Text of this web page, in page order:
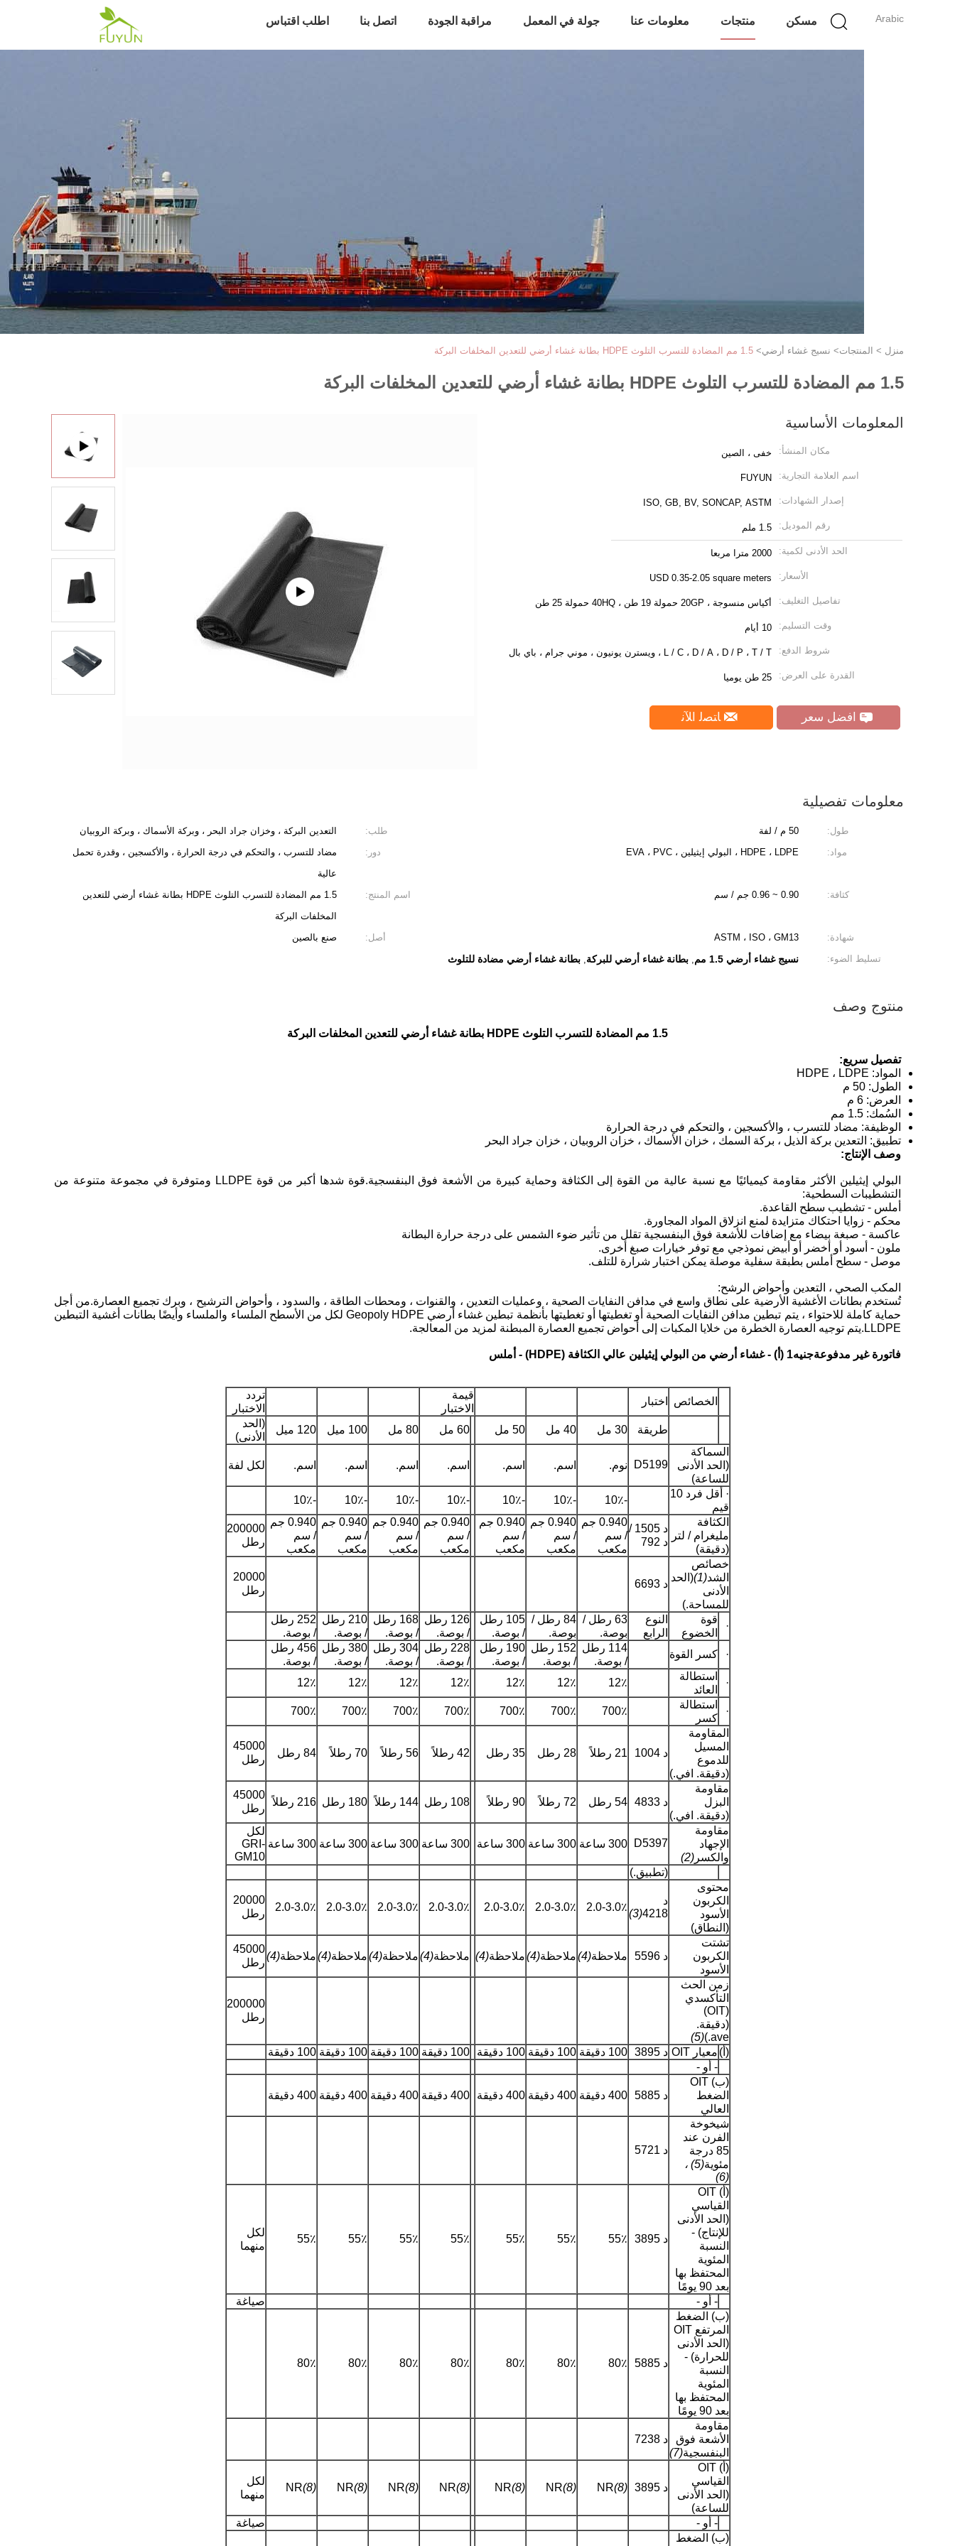
Arabic مسكن منتجات معلومات عنا جولة في المعمل مراقبة الجودة اتصل بنا اطلب اقتباس
منزل > المنتجات> نسيج غشاء أرضي> 1.5 مم المضادة للتسرب التلوث HDPE بطانة غشاء أرضي للتعدين المخلفات البركة
1.5 مم المضادة للتسرب التلوث HDPE بطانة غشاء أرضي للتعدين المخلفات البركة
المعلومات الأساسية
مكان المنشأ: خفى ، الصين
اسم العلامة التجارية: FUYUN
إصدار الشهادات: ISO, GB, BV, SONCAP, ASTM
رقم الموديل: 1.5 ملم
الحد الأدنى لكمية: 2000 مترا مربعا
الأسعار: USD 0.35-2.05 square meters
تفاصيل التغليف: أكياس منسوجة ، 20GP حمولة 19 طن ، 40HQ حمولة 25 طن
وقت التسليم: 10 أيام
شروط الدفع: L / C ، D / A ، D / P ، T / T ، ويسترن يونيون ، موني جرام ، باي بال
القدرة على العرض: 25 طن يوميا
افضل سعر ﺎﺘﺼﻟ ﺍﻶﻧ
معلومات تفصيلية
طول: 50 م / لفة طلب:
التعدين البركة ، وخزان جراد البحر ، وبركة الأسماك ، وبركة الروبيان
مواد:
HDPE ، LDPE ، البولي إيثيلين ، EVA ، PVC دور:
مضاد للتسرب ، والتحكم في درجة الحرارة ، والأكسجين ، وقدرة تحمل
عالية
كثافة:
0.90 ~ 0.96 جم / سم اسم المنتج:
1.5 مم المضادة للتسرب التلوث HDPE بطانة غشاء أرضي للتعدين
المخلفات البركة
شهادة:
ASTM ، ISO ، GM13 أصل:
صنع بالصين
تسليط الضوء:
نسيج غشاء أرضي 1.5 مم , بطانة غشاء أرضي للبركة, بطانة غشاء أرضي مضادة للتلوث
منتوج وصف
1.5 مم المضادة للتسرب التلوث HDPE بطانة غشاء أرضي للتعدين المخلفات البركة
تفصيل سريع:
المواد: HDPE ، LDPE
الطول: 50 م
العرض: 6 م
السُمك: 1.5 مم
الوظيفة: مضاد للتسرب ، والأكسجين ، والتحكم في درجة الحرارة
تطبيق: التعدين بركة الذيل ، بركة السمك ، خزان الأسماك ، خزان الروبيان ، خزان جراد البحر
وصف الإنتاج:
البولي إيثيلين الأكثر مقاومة كيميائيًا مع نسبة عالية من القوة إلى الكثافة وحماية كبيرة من الأشعة فوق البنفسجية.قوة شدها أكبر من قوة LLDPE ومتوفرة في مجموعة متنوعة من
التشطيبات السطحية:
أملس - تشطيب سطح القاعدة.
محكم - زوايا احتكاك متزايدة لمنع انزلاق المواد المجاورة.
عاكسة - صبغة بيضاء مع إضافات للأشعة فوق البنفسجية تقلل من تأثير ضوء الشمس على درجة حرارة البطانة
ملون - أسود أو أخضر أو ​​أبيض نموذجي مع توفر خيارات صبغ أخرى.
موصل - سطح أملس بطبقة سفلية موصلة يمكن اختبار شرارة للتلف.
المكب الصحي ، التعدين وأحواض الرشح:
تُستخدم بطانات الأغشية الأرضية على نطاق واسع في مدافن النفايات الصحية ، وعمليات التعدين ، والقنوات ، ومحطات الطاقة ، والسدود ، وأحواض الترشيح ، وبرك تجميع العصارة.من أجل
حماية كاملة للاحتواء ، يتم تبطين مدافن النفايات الصحية أو تغطيتها أو تغطيتها بأنظمة تبطين غشاء أرضي Geopoly HDPE لكل من الأسطح الملساء والملساء وأيضًا بطانات أغشية التبطين
LLDPE.يتم توجيه العصارة الخطرة من خلايا المكبات إلى أحواض تجميع العصارة المبطنة لمزيد من المعالجة.
فاتورة غير مدفوعةجنيه1 (أ) - غشاء أرضي من البولي إيثيلين عالي الكثافة (HDPE) - أملس
الخصائص اختبار
قيمة
الاختبار
تردد
الاختبار
طريقة
30 مل 40 مل 50 مل 60 مل 80 مل 100 ميل 120 ميل
(الحد
الأدنى)
السماكة
(الحد الأدنى
للساعة)
D5199 نوم. اسم. اسم. اسم. اسم. اسم. اسم. لكل لفة
· أقل فرد 10
قيم
-10٪ -10٪ -10٪ -10٪ -10٪ -10٪
-10٪
الكثافة
مليغرام / لتر
(دقيقة)
د 1505 /
د 792
0.940 جم
/ سم
مكعب
0.940 جم
/ سم
مكعب
0.940 جم
/ سم
مكعب
0.940 جم
/ سم
مكعب
0.940 جم
/ سم
مكعب
0.940 جم
/ سم
مكعب
0.940 جم
/ سم
مكعب
200000
رطل
خصائص
الشد(1)
(الحد
الأدنى
للمساحة.)
د 6693
20000
رطل
·
قوة
الخضوع
النوع
الرابع
63 رطل /
بوصة.
84 رطل /
بوصة.
105 رطل
/ بوصة.
126 رطل
/ بوصة.
168 رطل
/ بوصة.
210 رطل
/ بوصة.
252 رطل
/ بوصة.
·
كسر القوة
114 رطل
/ بوصة.
152 رطل
/ بوصة.
190 رطل
/ بوصة.
228 رطل
/ بوصة.
304 رطل
/ بوصة.
380 رطل
/ بوصة.
456 رطل
/ بوصة.
·
استطالة
العائد
12٪ 12٪ 12٪ 12٪ 12٪ 12٪ 12٪
·
استطالة
كسر
700٪ 700٪ 700٪ 700٪ 700٪ 700٪
700٪
المقاومة
المسيل
للدموع
(دقيقة. افي.)
د 1004 21 رطلاً 28 رطل 35 رطل 42 رطلاً 56 رطلاً 70 رطلاً 84 رطل
45000
رطل
مقاومة
البزل
(دقيقة. افي.)
د 4833 54 رطل 72 رطلاً 90 رطلاً 108 رطل 144 رطلاً 180 رطل 216 رطلاً
45000
رطل
مقاومة
الإجهاد
والكسر(2)
D5397 300 ساعة 300 ساعة 300 ساعة 300 ساعة 300 ساعة 300 ساعة 300 ساعة
لكل
GRI-
GM10
(تطبيق.)
محتوى
الكربون
الأسود
(النطاق)
د
4218
(3)
2.0-3.0٪ 2.0-3.0٪ 2.0-3.0٪ 2.0-3.0٪ 2.0-3.0٪ 2.0-3.0٪ 2.0-3.0٪
20000
رطل
تشتت
الكربون
الأسود
د 5596 ملاحظة(4) ملاحظة(4) ملاحظة(4) ملاحظة(4) ملاحظة(4) ملاحظة(4) ملاحظة(4)
45000
رطل
زمن الحث
التأكسدي
(OIT)
(دقيقة.
ave.)
(5)
200000
رطل
(أ) معيار OIT د 3895 100 دقيقة 100 دقيقة 100 دقيقة 100 دقيقة 100 دقيقة 100 دقيقة
100 دقيقة
- أو -
(ب) OIT
الضغط
العالي
د 5885 400 دقيقة 400 دقيقة 400 دقيقة 400 دقيقة 400 دقيقة 400 دقيقة 400 دقيقة
شيخوخة
الفرن عند
85 درجة
مئوية
(5) ،
(6)
د 5721
(أ) OIT
القياسي
(الحد الأدنى
للإنتاج) -
النسبة
المئوية
المحتفظ بها
بعد 90 يومًا
د 3895 55٪ 55٪ 55٪ 55٪ 55٪ 55٪ 55٪
لكل
منهما
- أو -
صياغة
(ب) الضغط
المرتفع OIT
(الحد الأدنى
للحرارة) -
النسبة
المئوية
المحتفظ بها
بعد 90 يومًا
د 5885 80٪ 80٪ 80٪ 80٪ 80٪ 80٪ 80٪
مقاومة
الأشعة فوق
البنفسجية(7)
د 7238
(أ) OIT
القياسي
(الحد الأدنى
للساعة)
د 3895 NR(8)
NR(8)
NR(8)
NR(8)
NR(8)
NR(8)
NR(8)
لكل
منهما
- أو -
صياغة
(ب) الضغط